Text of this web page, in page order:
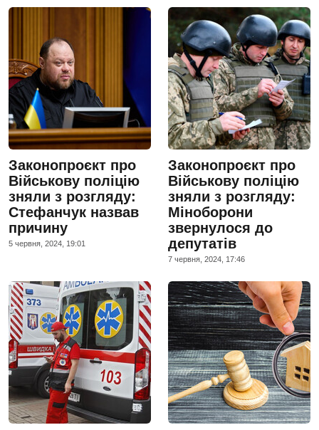
Законопроєкт про
Військову поліцію
зняли з розгляду:
Стефанчук назвав
причину
5 червня, 2024, 19:01
Законопроєкт про
Військову поліцію
зняли з розгляду:
Міноборони
звернулося до
депутатів
7 червня, 2024, 17:46